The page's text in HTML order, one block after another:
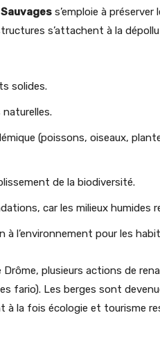
s’emploie à
s’attachent à la
solides.
(poissons, oiseaux,
de la biodiversité.
car les milieux humides
à l’environnement pour les
Drôme, plusieurs actions de
fario). Les berges sont
à la fois écologie et tourisme